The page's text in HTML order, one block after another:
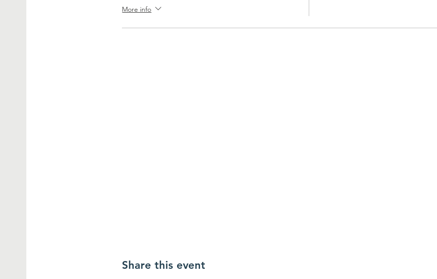
More info
Share this event